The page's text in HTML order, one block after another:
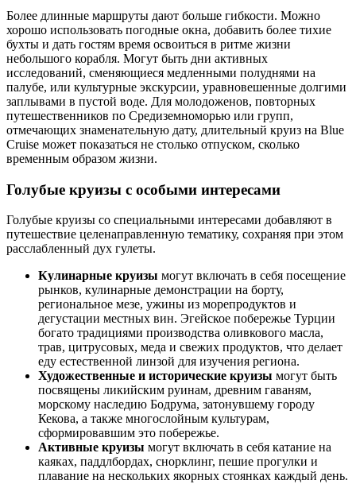
Более длинные маршруты дают больше гибкости. Можно
хорошо использовать погодные окна, добавить более тихие
бухты и дать гостям время освоиться в ритме жизни
небольшого корабля. Могут быть дни активных
исследований, сменяющиеся медленными полуднями на
палубе, или культурные экскурсии, уравновешенные долгими
заплывами в пустой воде. Для молодоженов, повторных
путешественников по Средиземноморью или групп,
отмечающих знаменательную дату, длительный круиз на Blue
Cruise может показаться не столько отпуском, сколько
временным образом жизни.
Голубые круизы с особыми интересами
Голубые круизы со специальными интересами добавляют в
путешествие целенаправленную тематику, сохраняя при этом
расслабленный дух гулеты.
Кулинарные круизы могут включать в себя посещение
рынков, кулинарные демонстрации на борту,
региональное мезе, ужины из морепродуктов и
дегустации местных вин. Эгейское побережье Турции
богато традициями производства оливкового масла,
трав, цитрусовых, меда и свежих продуктов, что делает
еду естественной линзой для изучения региона.
Художественные и исторические круизы могут быть
посвящены ликийским руинам, древним гаваням,
морскому наследию Бодрума, затонувшему городу
Кекова, а также многослойным культурам,
сформировавшим это побережье.
Активные круизы могут включать в себя катание на
каяках, паддлбордах, снорклинг, пешие прогулки и
плавание на нескольких якорных стоянках каждый день.